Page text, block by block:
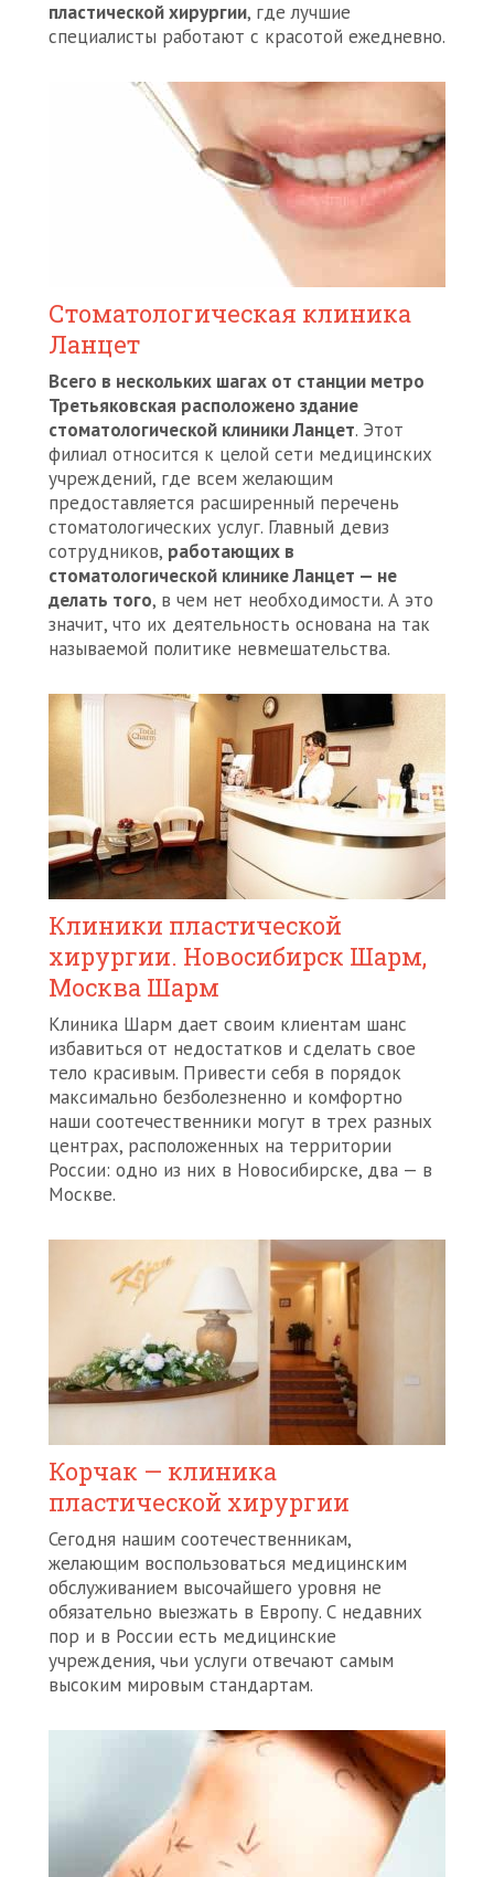
пластической хирургии, где лучшие
специалисты работают с красотой ежедневно.
Стоматологическая клиника
Ланцет
Всего в нескольких шагах от станции метро
Третьяковская расположено здание
стоматологической клиники Ланцет. Этот
филиал относится к целой сети медицинских
учреждений, где всем желающим
предоставляется расширенный перечень
стоматологических услуг. Главный девиз
сотрудников, работающих в
стоматологической клинике Ланцет — не
делать того, в чем нет необходимости. А это
значит, что их деятельность основана на так
называемой политике невмешательства.
Клиники пластической
хирургии. Новосибирск Шарм,
Москва Шарм
Клиника Шарм дает своим клиентам шанс
избавиться от недостатков и сделать свое
тело красивым. Привести себя в порядок
максимально безболезненно и комфортно
наши соотечественники могут в трех разных
центрах, расположенных на территории
России: одно из них в Новосибирске, два — в
Москве.
Корчак — клиника
пластической хирургии
Сегодня нашим соотечественникам,
желающим воспользоваться медицинским
обслуживанием высочайшего уровня не
обязательно выезжать в Европу. С недавних
пор и в России есть медицинские
учреждения, чьи услуги отвечают самым
высоким мировым стандартам.